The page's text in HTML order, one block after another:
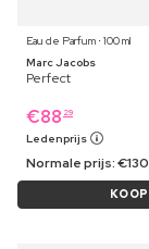
Eau de Parfum ⋅ 100 ml
Marc Jacobs
Perfect
€88 29
Ledenprijs
Normale prijs:€130
KOOP